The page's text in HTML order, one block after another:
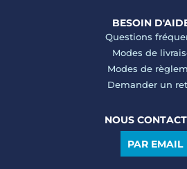
BESOIN
Questions
Modes de
Modes de
Demander un
NOUS
PAR EMAIL